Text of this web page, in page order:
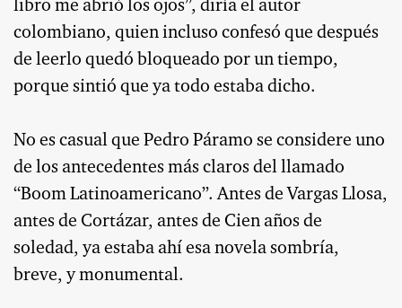
libro me abrió los ojos”, diría el autor
colombiano, quien incluso confesó que después
de leerlo quedó bloqueado por un tiempo,
porque sintió que ya todo estaba dicho.
No es casual que Pedro Páramo se considere uno
de los antecedentes más claros del llamado
“Boom Latinoamericano”. Antes de Vargas Llosa,
antes de Cortázar, antes de Cien años de
soledad, ya estaba ahí esa novela sombría,
breve, y monumental.